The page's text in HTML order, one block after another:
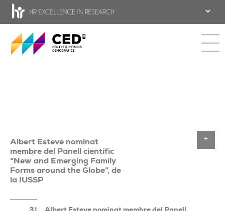
CED - Centre d'estudis Demogràfics
Albert Esteve nominat
membre del Panell científic
“New and Emerging Family
Forms around the Globe”, de
la IUSSP